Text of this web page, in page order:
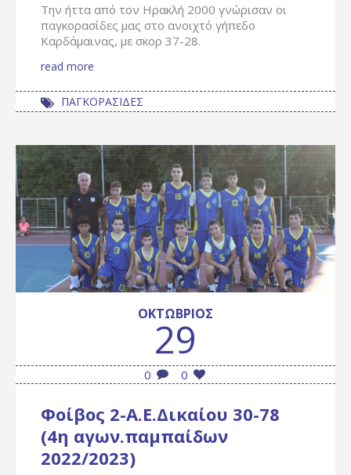
Την ήττα από τον Ηρακλή 2000 γνώρισαν οι
παγκορασίδες μας στο ανοιχτό γήπεδο
Καρδάμαινας, με σκορ 37-28.
read more
ΠΑΓΚΟΡΑΣΙΔΕΣ
ΟΚΤΏΒΡΙΟΣ
29
0 0
Φοίβος 2-Α.Ε.Δικαίου 30-78
(4η αγων.παμπαίδων
2022/2023)